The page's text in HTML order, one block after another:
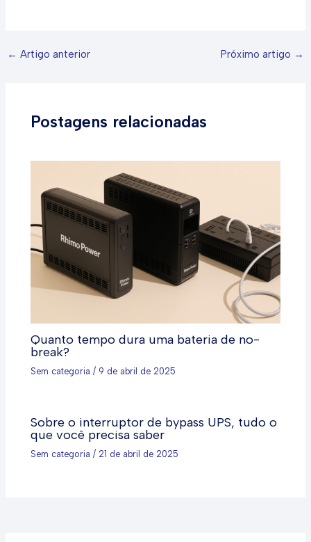
← Artigo anterior Próximo artigo →
Postagens relacionadas
Quanto tempo dura uma bateria de no-
break?
Sem categoria / 9 de abril de 2025
Sobre o interruptor de bypass UPS, tudo o
que você precisa saber
Sem categoria / 21 de abril de 2025